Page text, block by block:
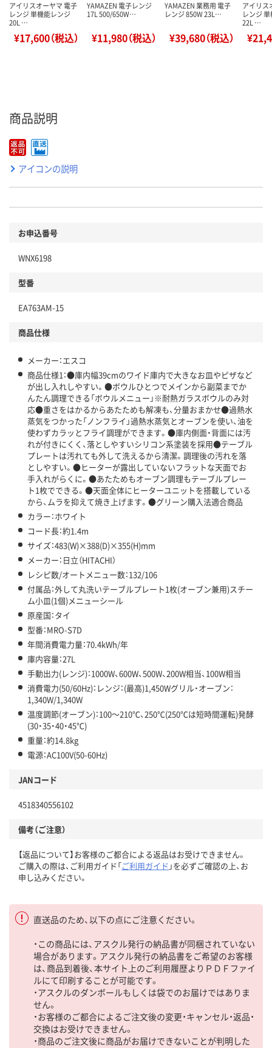
アイリスオーヤマ 電子
レンジ 単機能レンジ
20L …
¥17,600（税込）
YAMAZEN 電子レンジ
17L 500/650W…
¥11,980（税込）
YAMAZEN 業務用 電子
レンジ 850W 23L…
¥39,680（税込）
アイリス
レンジ
22L …
商品説明
アイコンの説明
お申込番号
WNX6198
型番
EA763AM-15
商品仕様
メーカー：エスコ
商品仕様1：●庫内幅39cmのワイド庫内で大きなお皿やピザなど
が出し入れしやすい。●ボウルひとつでメインから副菜までか
んたん調理できる「ボウルメニュー」※耐熱ガラスボウルのみ対
応●重さをはかるからあたためも解凍も、分量おまかせ●過熱水
蒸気をつかった「ノンフライ」過熱水蒸気とオーブンを使い、油を
使わずカラッとフライ調理ができます。●庫内側面・背面には汚
れが付きにくく、落としやすいシリコン系塗装を採用●テーブル
プレートは汚れても外して洗えるから清潔。調理後の汚れを落
としやすい。●ヒーターが露出していないフラットな天面でお
手入れがらくに。●あたためもオーブン調理もテーブルプレー
ト1枚でできる。●天面全体にヒーターユニットを搭載している
から、ムラを抑えて焼き上げます。●グリーン購入法適合商品
カラー：ホワイト
コード長：約1.4m
サイズ：483(W)×388(D)×355(H)mm
メーカー：日立（HITACHI）
レシピ数/オートメニュー数：132/106
付属品：外して丸洗いテーブルプレート1枚(オーブン兼用)スチー
ム小皿(1個)メニューシール
原産国：タイ
型番：MRO-S7D
年間消費電力量：70.4kWh/年
庫内容量：27L
手動出力(レンジ)：1000W、600W、500W、200W相当、100W相当
消費電力(50/60Hz)：レンジ：(最高)1,450Wグリル・オーブン：
1,340W/1,340W
温度調節(オーブン)：100～210℃、250℃(250℃は短時間運転)発酵
(30・35・40・45℃)
重量：約14.8kg
電源：AC100V(50-60Hz)
JANコード
4518340556102
備考（ご注意）
【返品について】お客様のご都合による返品はお受けできません。
ご購入の際は、ご利用ガイド「ご利用ガイド 」を必ずご確認の上、お
申し込みください。
直送品のため、以下の点にご注意ください。
・この商品には、アスクル発行の納品書が同梱されていない
場合があります。アスクル発行の納品書をご希望のお客様
は、商品到着後、本サイト上のご利用履歴よりＰＤＦファイ
ルにて印刷することが可能です。
・アスクルのダンボールもしくは袋でのお届けではありま
せん。
・お客様のご都合によるご注文後の変更・キャンセル・返品・
交換はお受けできません。
・商品のご注文後に商品がお届けできないことが判明した